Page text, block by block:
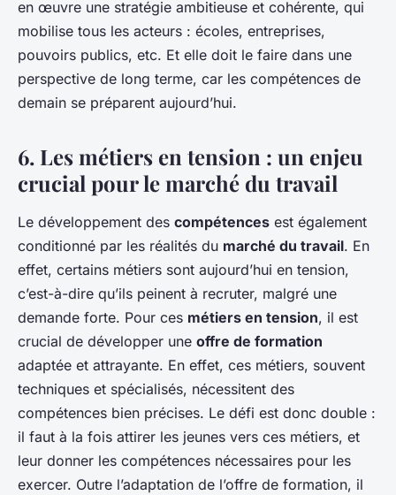
en œuvre une stratégie ambitieuse et cohérente, qui
mobilise tous les acteurs : écoles, entreprises,
pouvoirs publics, etc. Et elle doit le faire dans une
perspective de long terme, car les compétences de
demain se préparent aujourd’hui.
6. Les métiers en tension : un enjeu
crucial pour le marché du travail
Le développement des compétences est également
conditionné par les réalités du marché du travail. En
effet, certains métiers sont aujourd’hui en tension,
c’est-à-dire qu’ils peinent à recruter, malgré une
demande forte. Pour ces métiers en tension, il est
crucial de développer une offre de formation
adaptée et attrayante. En effet, ces métiers, souvent
techniques et spécialisés, nécessitent des
compétences bien précises. Le défi est donc double :
il faut à la fois attirer les jeunes vers ces métiers, et
leur donner les compétences nécessaires pour les
exercer. Outre l’adaptation de l’offre de formation, il